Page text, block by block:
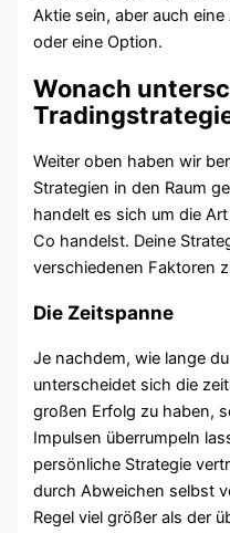
Aktie sein, aber auch
oder eine Option.
Wonach
Weiter oben haben wir
Strategien in den Raum
handelt es sich um die
Co handelst. Deine
verschiedenen Faktoren
Die Zeitspanne
Je nachdem, wie lange
unterscheidet sich die
großen Erfolg zu haben,
Impulsen überrumpeln
persönliche Strategie
durch Abweichen selbst
Regel viel größer als der